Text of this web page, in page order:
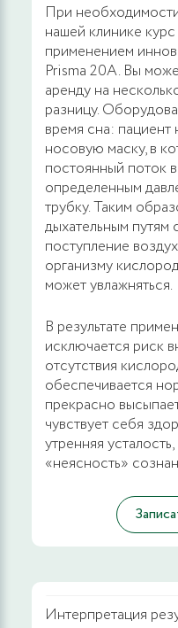
При
нашей клинике
применением
Prisma 20A. Вы
аренду на
разницу.
время сна: пациент
носовую маску, в
постоянный поток
определенным
трубку. Таким
дыхательным путям
поступление
организму
может увлажняться.
В результате
исключается риск
отсутствия
обеспечивается
прекрасно
чувствует себя
утренняя
«неясность»
Интерпретация